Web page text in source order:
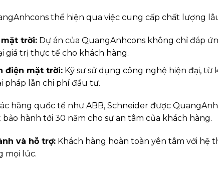
thể hiện qua việc cung cấp chất lượng
trời:Dự án của QuangAnhcons không chỉ đáp
giá trị thực tế cho khách hàng.
điện mặt trời:Kỹ sư sử dụng công nghệ hiện đại, từ
pháp lẫn chi phí đầu tư.
hãng quốc tế như ABB, Schneider được
bảo hành tới 30 năm cho sự an tâm của khách hàng.
và hỗ trợ:Khách hàng hoàn toàn yên tâm với hệ
mọi lúc.